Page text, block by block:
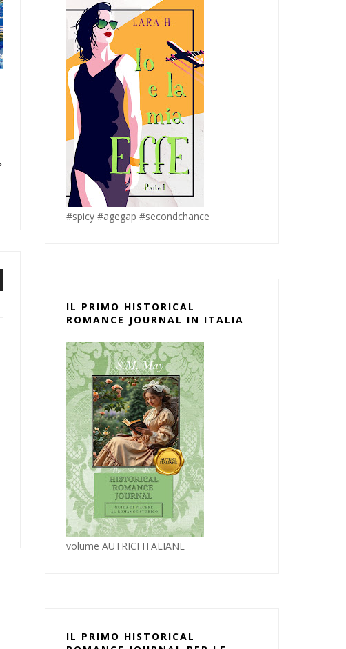
#spicy #agegap #secondchance
IL PRIMO HISTORICAL
ROMANCE JOURNAL IN ITALIA
volume AUTRICI ITALIANE
IL PRIMO HISTORICAL